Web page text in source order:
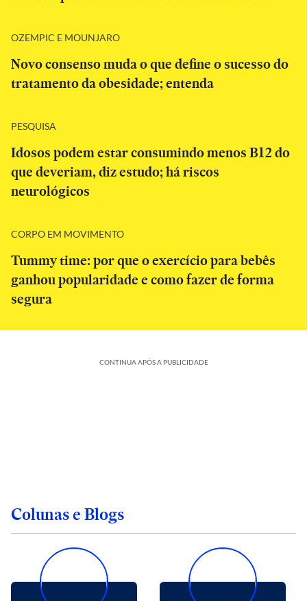
OZEMPIC E MOUNJARO
Novo consenso muda o que define o sucesso do
tratamento da obesidade; entenda
PESQUISA
Idosos podem estar consumindo menos B12 do
que deveriam, diz estudo; há riscos
neurológicos
CORPO EM MOVIMENTO
Tummy time: por que o exercício para bebês
ganhou popularidade e como fazer de forma
segura
CONTINUA APÓS A PUBLICIDADE
Colunas e Blogs